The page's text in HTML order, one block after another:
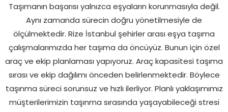
Taşımanın başarısı yalnızca eşyaların korunmasıyla değil.
Aynı zamanda sürecin doğru yönetilmesiyle de
ölçülmektedir. Rize İstanbul şehirler arası eşya taşıma
çalışmalarımızda her taşıma da öncüyüz. Bunun için özel
araç ve ekip planlaması yapıyoruz. Araç kapasitesi taşıma
sırası ve ekip dağılımı önceden belirlenmektedir. Böylece
taşınma süreci sorunsuz ve hızlı ilerliyor. Planlı yaklaşımımız
müşterilerimizin taşınma sırasında yaşayabileceği stresi